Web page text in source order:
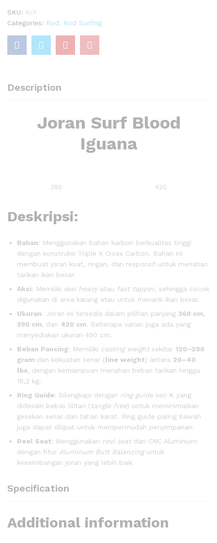
SKU: N/A
Categories: Rod Rod Surfing
Description
Joran Surf Blood
Iguana
390 420
Deskripsi:
Bahan: Menggunakan bahan karbon berkualitas tinggi
dengan konstruksi Triple X Cross Carbon. Bahan ini
membuat joran kuat, ringan, dan responsif untuk menahan
tarikan ikan besar.
Aksi: Memiliki aksi heavyatau fast tapper, sehingga cocok
digunakan di area karang atau untuk menarik ikan besar.
Ukuran: Joran ini tersedia dalam pilihan panjang 360 cm,
390 cm, dan 420 cm. Beberapa varian juga ada yang
menyediakan ukuran 450 cm.
Beban Pancing: Memiliki casting weightsekitar 120–200
gram dan kekuatan senar (line weight) antara 20–40
lbs, dengan kemampuan menahan beban tarikan hingga
18,2 kg.
Ring Guide: Dilengkapi dengan ring guide seri K yang
didesain bebas lilitan (tangle free) untuk meminimalkan
gesekan senar dan tahan karat. Ring guide paling bawah
juga dapat dilipat untuk mempermudah penyimpanan.
Reel Seat: Menggunakan reel seatdari CNC Aluminium
dengan fitur Aluminum Butt Balancinguntuk
keseimbangan joran yang lebih baik.
Specification
Additional information